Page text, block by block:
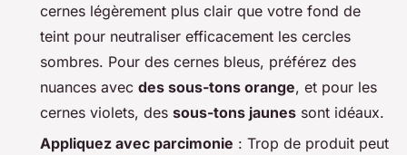
cernes légèrement plus clair que votre fond de
teint pour neutraliser efficacement les cercles
sombres. Pour des cernes bleus, préférez des
nuances avec des sous-tons orange, et pour les
cernes violets, des sous-tons jaunes sont idéaux.
Appliquez avec parcimonie : Trop de produit peut